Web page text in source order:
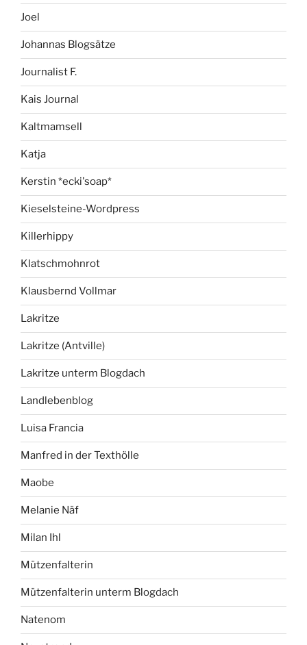
Joel
Johannas Blogsätze
Journalist F.
Kais Journal
Kaltmamsell
Katja
Kerstin *ecki'soap*
Kieselsteine-Wordpress
Killerhippy
Klatschmohnrot
Klausbernd Vollmar
Lakritze
Lakritze (Antville)
Lakritze unterm Blogdach
Landlebenblog
Luisa Francia
Manfred in der Texthölle
Maobe
Melanie Näf
Milan Ihl
Mützenfalterin
Mützenfalterin unterm Blogdach
Natenom